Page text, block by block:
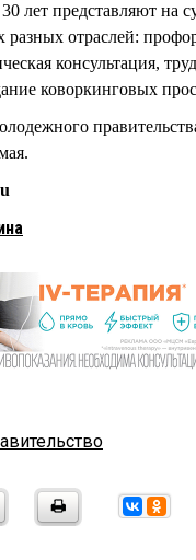
лет представляют на
разных отраслей:
консультация,
коворкинговых